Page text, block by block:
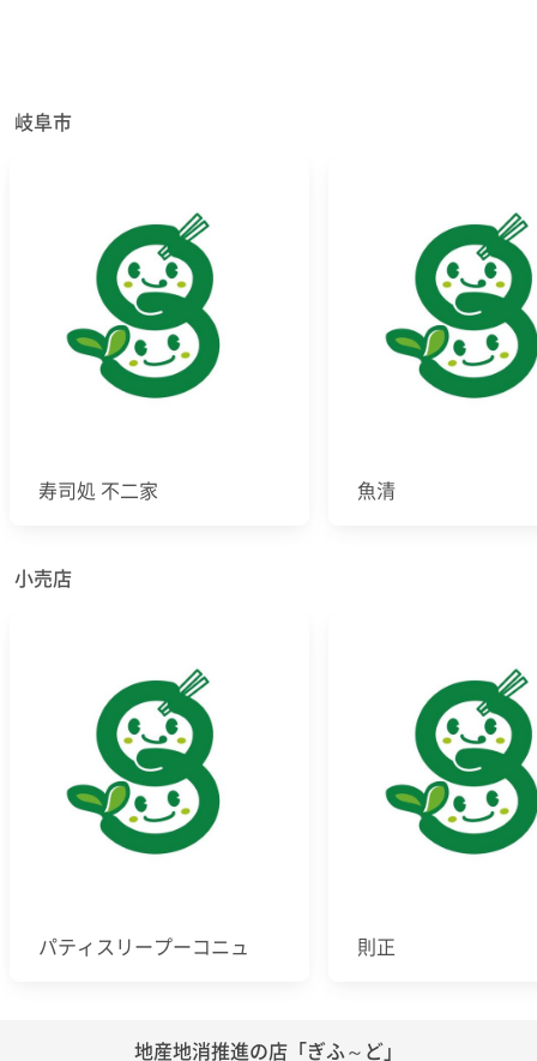
岐阜市
寿司処 不二家 魚清
小売店
パティスリープーコニュ 則正
地産地消推進の店「ぎふ～ど」